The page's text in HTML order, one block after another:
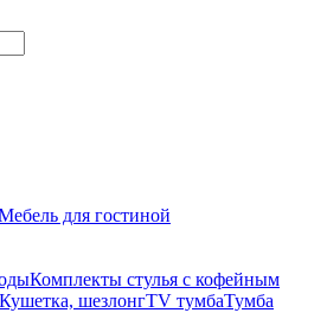
для гостиной
Комплекты стулья с кофейным
Кушетка, шезлонгTV тумбаТумба